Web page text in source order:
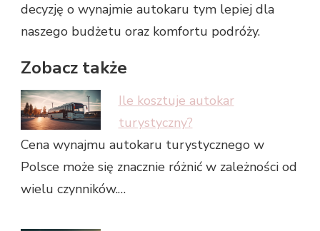
decyzję o wynajmie autokaru tym lepiej dla
naszego budżetu oraz komfortu podróży.
Zobacz także
Ile kosztuje autokar
turystyczny?
Cena wynajmu autokaru turystycznego w
Polsce może się znacznie różnić w zależności od
wielu czynników.…